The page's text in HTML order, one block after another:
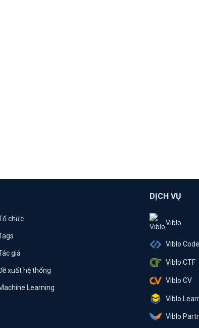
chức
giả
xuất hệ thống
Learning
DỊCH VỤ
Viblo
Viblo Code
Viblo CTF
Viblo CV
Viblo
Viblo